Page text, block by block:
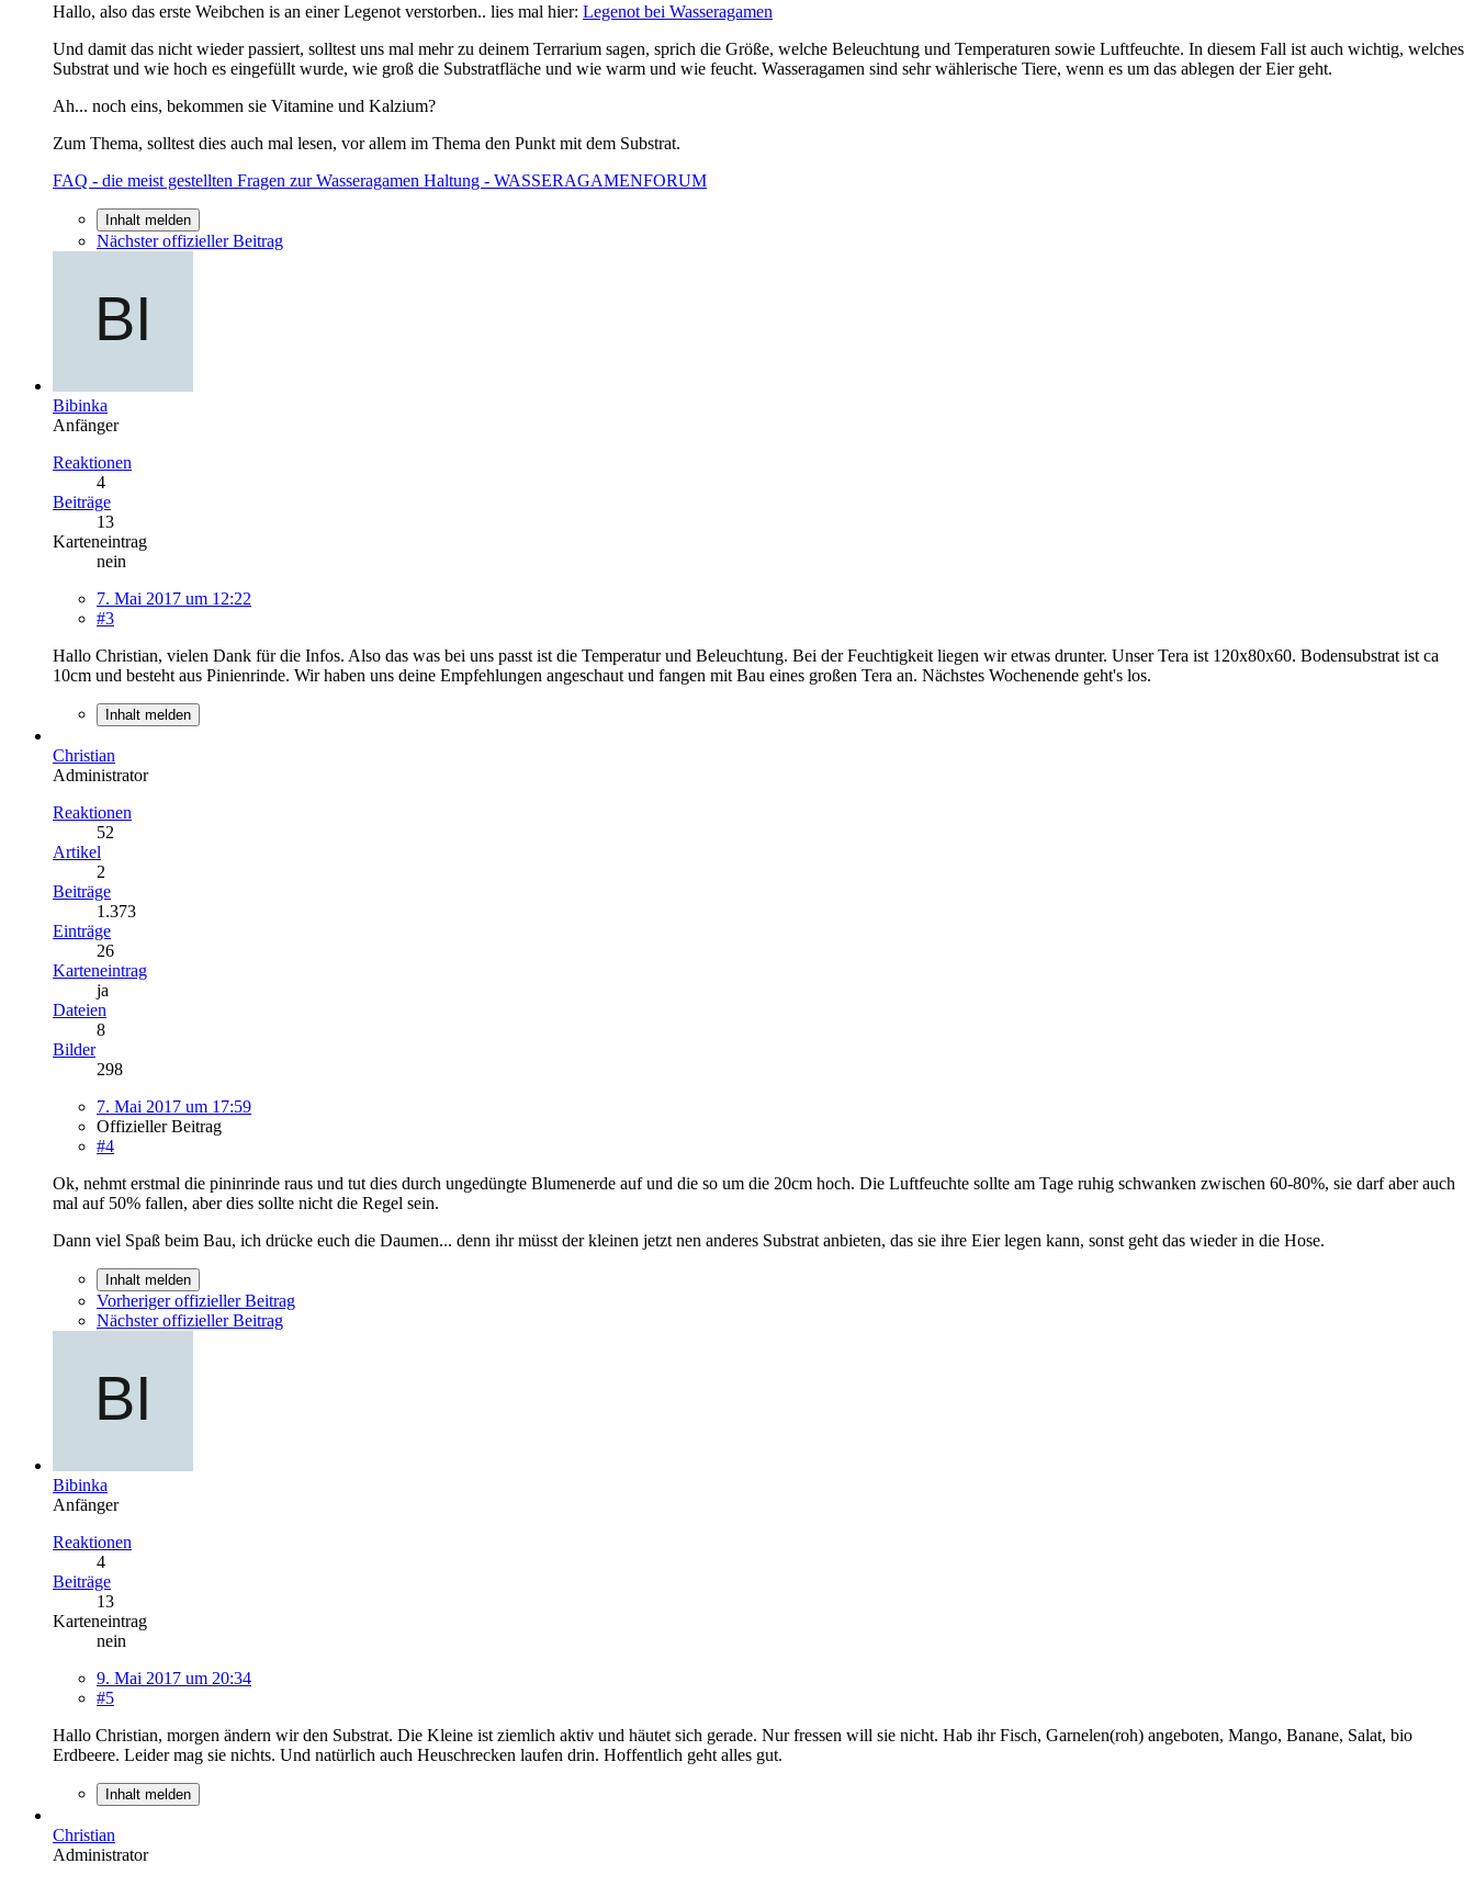
Hallo, also das erste Weibchen is an einer Legenot verstorben.. lies mal hier: Legenot bei Wasseragamen
Und damit das nicht wieder passiert, solltest uns mal mehr zu deinem Terrarium sagen, sprich die Größe, welche Beleuchtung und Temperaturen sowie Luftfeuchte. In diesem Fall ist auch wichtig, welches
Substrat und wie hoch es eingefüllt wurde, wie groß die Substratfläche und wie warm und wie feucht. Wasseragamen sind sehr wählerische Tiere, wenn es um das ablegen der Eier geht.
Ah... noch eins, bekommen sie Vitamine und Kalzium?
Zum Thema, solltest dies auch mal lesen, vor allem im Thema den Punkt mit dem Substrat.
FAQ - die meist gestellten Fragen zur Wasseragamen Haltung - WASSERAGAMENFORUM
Inhalt melden
Nächster offizieller Beitrag
Bibinka
Anfänger
Reaktionen
4
Beiträge
13
Karteneintrag
nein
7. Mai 2017 um 12:22
#3
Hallo Christian, vielen Dank für die Infos. Also das was bei uns passt ist die Temperatur und Beleuchtung. Bei der Feuchtigkeit liegen wir etwas drunter. Unser Tera ist 120x80x60. Bodensubstrat ist ca
10cm und besteht aus Pinienrinde. Wir haben uns deine Empfehlungen angeschaut und fangen mit Bau eines großen Tera an. Nächstes Wochenende geht's los.
Inhalt melden
Christian
Administrator
Reaktionen
52
Artikel
2
Beiträge
1.373
Einträge
26
Karteneintrag
ja
Dateien
8
Bilder
298
7. Mai 2017 um 17:59
Offizieller Beitrag
#4
Ok, nehmt erstmal die pininrinde raus und tut dies durch ungedüngte Blumenerde auf und die so um die 20cm hoch. Die Luftfeuchte sollte am Tage ruhig schwanken zwischen 60-80%, sie darf aber auch
mal auf 50% fallen, aber dies sollte nicht die Regel sein.
Dann viel Spaß beim Bau, ich drücke euch die Daumen... denn ihr müsst der kleinen jetzt nen anderes Substrat anbieten, das sie ihre Eier legen kann, sonst geht das wieder in die Hose.
Inhalt melden
Vorheriger offizieller Beitrag
Nächster offizieller Beitrag
Bibinka
Anfänger
Reaktionen
4
Beiträge
13
Karteneintrag
nein
9. Mai 2017 um 20:34
#5
Hallo Christian, morgen ändern wir den Substrat. Die Kleine ist ziemlich aktiv und häutet sich gerade. Nur fressen will sie nicht. Hab ihr Fisch, Garnelen(roh) angeboten, Mango, Banane, Salat, bio
Erdbeere. Leider mag sie nichts. Und natürlich auch Heuschrecken laufen drin. Hoffentlich geht alles gut.
Inhalt melden
Christian
Administrator